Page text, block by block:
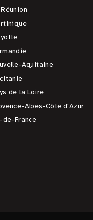
Aquitaine
de la Loire
Alpes-Côte d'Azur
de-France